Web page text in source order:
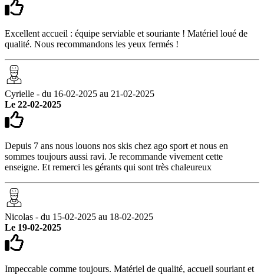
Excellent accueil : équipe serviable et souriante ! Matériel loué de
qualité. Nous recommandons les yeux fermés !
Cyrielle - du 16-02-2025 au 21-02-2025
Le 22-02-2025
Depuis 7 ans nous louons nos skis chez ago sport et nous en
sommes toujours aussi ravi. Je recommande vivement cette
enseigne. Et remerci les gérants qui sont très chaleureux
Nicolas - du 15-02-2025 au 18-02-2025
Le 19-02-2025
Impeccable comme toujours. Matériel de qualité, accueil souriant et